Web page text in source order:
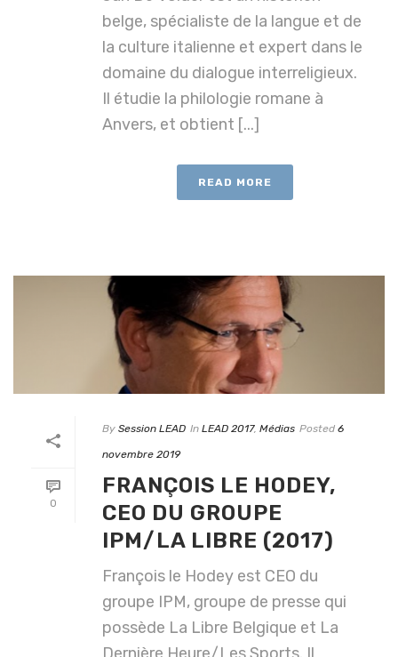
belge, spécialiste de la langue et de
la culture italienne et expert dans le
domaine du dialogue interreligieux.
Il étudie la philologie romane à
Anvers, et obtient [...]
READ MORE
0
By Session LEAD In LEAD 2017, Médias Posted 6
novembre 2019
FRANÇOIS LE HODEY,
CEO DU GROUPE
IPM/LA LIBRE (2017)
François le Hodey est CEO du
groupe IPM, groupe de presse qui
possède La Libre Belgique et La